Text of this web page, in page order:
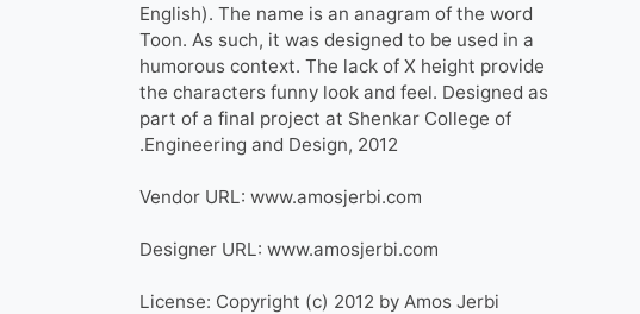
English). The name is an anagram of the word
Toon. As such, it was designed to be used in a
humorous context. The lack of X height provide
the characters funny look and feel. Designed as
part of a final project at Shenkar College of
Engineering and Design, 2012.
Vendor URL: www.amosjerbi.com
Designer URL: www.amosjerbi.com
License: Copyright (c) 2012 by Amos Jerbi